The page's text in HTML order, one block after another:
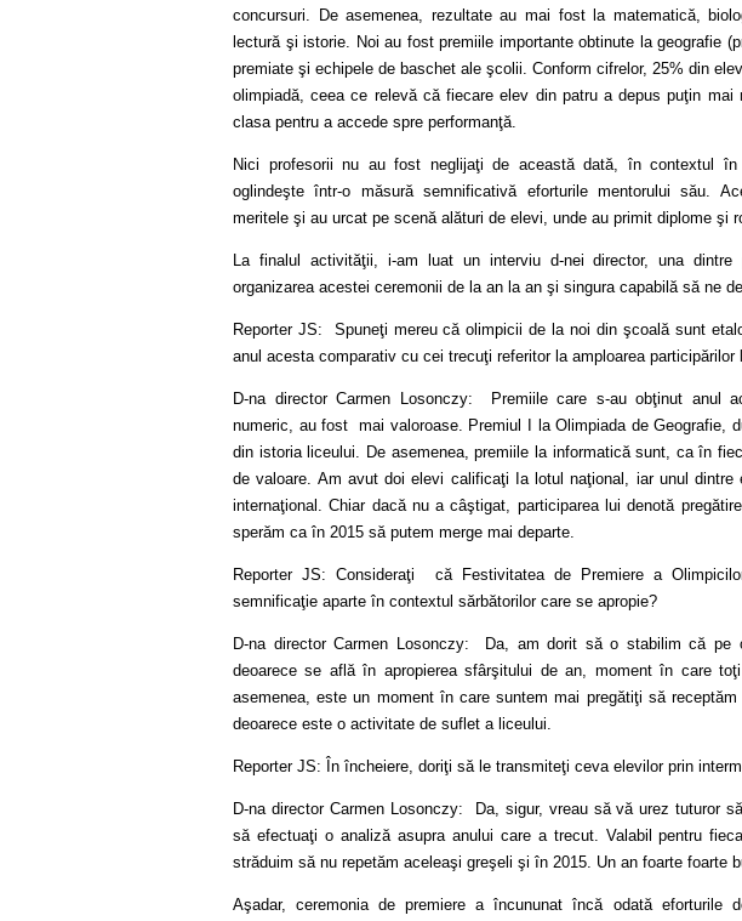
concursuri. De asemenea, rezultate au mai fost la matematică,
lectură şi istorie. Noi au fost premiile importante obtinute la geografie
premiate şi echipele de baschet ale şcolii. Conform cifrelor, 25% din
olimpiadă, ceea ce relevă că fiecare elev din patru a depus puţin
clasa pentru a accede spre performanţă.
Nici profesorii nu au fost neglijaţi de această dată, în contextul
oglindeşte într-o măsură semnificativă eforturile mentorului său.
meritele şi au urcat pe scenă alături de elevi, unde au primit diplome şi
La finalul activităţii, i-am luat un interviu d-nei director, una dintre
organizarea acestei ceremonii de la an la an şi singura capabilă să ne
Reporter JS: Spuneţi mereu că olimpicii de la noi din şcoală sunt
anul acesta comparativ cu cei trecuţi referitor la amploarea participărilor
D-na director Carmen Losonczy: Premiile care s-au obţinut anul
numeric, au fost mai valoroase. Premiul I la Olimpiada de Geografie,
din istoria liceului. De asemenea, premiile la informatică sunt, ca în
de valoare. Am avut doi elevi calificaţi Ia lotul naţional, iar unul
internaţional. Chiar dacă nu a câştigat, participarea lui denotă
sperăm ca în 2015 să putem merge mai departe.
Reporter JS: Consideraţi că Festivitatea de Premiere a
semnificaţie aparte în contextul sărbătorilor care se apropie?
D-na director Carmen Losonczy: Da, am dorit să o stabilim că pe
deoarece se află în apropierea sfârşitului de an, moment în care
asemenea, este un moment în care suntem mai pregătiţi să
deoarece este o activitate de suflet a liceului.
Reporter JS: În încheiere, doriţi să le transmiteţi ceva elevilor prin
D-na director Carmen Losonczy: Da, sigur, vreau să vă urez tuturor
să efectuaţi o analiză asupra anului care a trecut. Valabil pentru
străduim să nu repetăm aceleaşi greşeli şi în 2015. Un an foarte foarte
Aşadar, ceremonia de premiere a încununat încă odată eforturile